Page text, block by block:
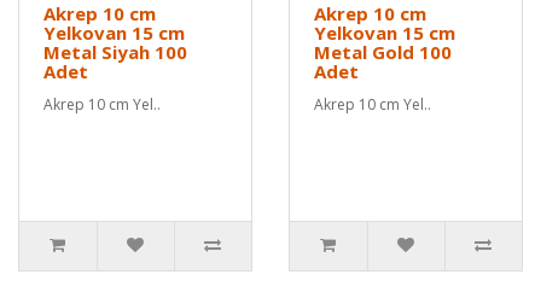
Akrep 10 cm
Yelkovan 15 cm
Metal Siyah 100
Adet
Akrep 10 cm Yel..
Akrep 10 cm
Yelkovan 15 cm
Metal Gold 100
Adet
Akrep 10 cm Yel..